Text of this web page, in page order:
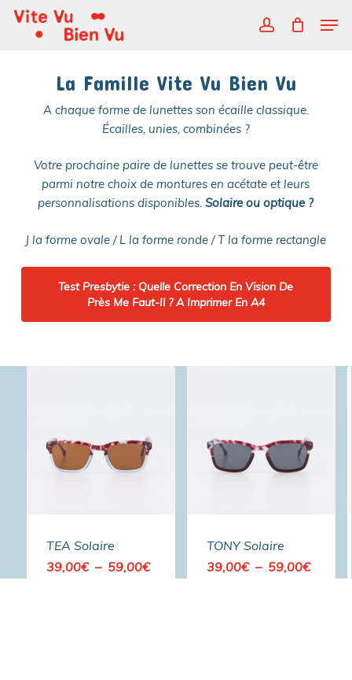
Skip
account
La Famille Vite Vu Bien Vu
A chaque forme de lunettes son écaille classique.
Écailles, unies, combinées ?
Votre prochaine paire de lunettes se trouve peut-être
parmi notre choix de montures en acétate et leurs
personnalisations disponibles.Solaire ou optique ?
J la forme ovale / L la forme ronde / T la forme rectangle
Test Presbytie : Quelle Correction En Vision De
Près Me Faut-Il ? A Imprimer En A4
TEA Solaire
39,00€ – 59,00€Plage
TONY Solaire
39,00€ – 59,00€Plage